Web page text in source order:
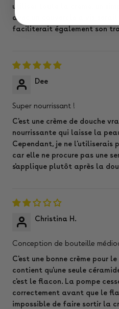
utiliser toute la crème, un
avec un couvercle à vis
faciliterait également son
Dee
Super nourrissant !
C'est une crème de douche
nourrissante qui laisse la
Cependant, je ne l'utiliserais
car elle ne procure pas une
s'applique plutôt après la
Christina H.
Conception de bouteille
C'est une bonne crème pour
contient qu'une seule
c'est le flacon. La pompe
correctement avant que le
impossible de faire sortir la